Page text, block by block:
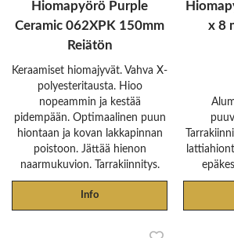
Hiomapyörö Purple
Ceramic 062XPK 150mm
Reiätön
Keraamiset hiomajyvät. Vahva X-
polyesteritausta. Hioo
nopeammin ja kestää
pidempään. Optimaalinen puun
hiontaan ja kovan lakkapinnan
poistoon. Jättää hienon
naarmukuvion. Tarrakiinnitys.
Info
x 8